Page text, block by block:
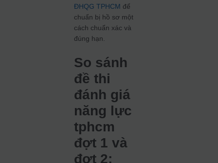
ĐHQG TPHCM để
chuẩn bị hồ sơ một
cách chuẩn xác và
đúng hạn.
So sánh
đề thi
đánh giá
năng lực
tphcm
đợt 1 và
đợt 2: